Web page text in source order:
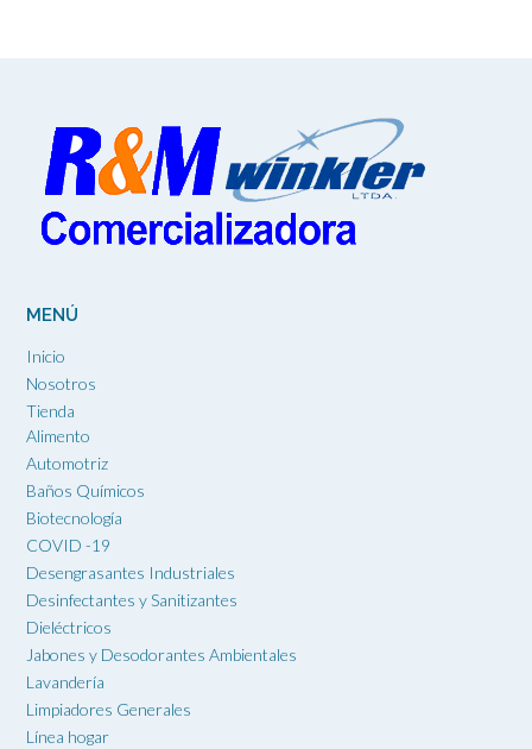
MENÚ
Inicio
Nosotros
Tienda
Alimento
Automotriz
Baños Químicos
Biotecnología
COVID -19
Desengrasantes Industriales
Desinfectantes y Sanitizantes
Dieléctricos
Jabones y Desodorantes Ambientales
Lavandería
Limpiadores Generales
Línea hogar